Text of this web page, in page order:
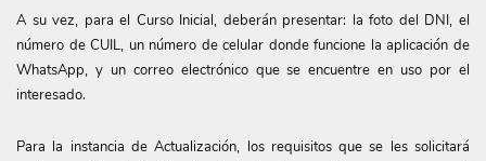
A su vez, para el Curso Inicial, deberán presentar: la foto del DNI, el
número de CUIL, un número de celular donde funcione la aplicación de
WhatsApp, y un correo electrónico que se encuentre en uso por el
interesado.
Para la instancia de Actualización, los requisitos que se les solicitará